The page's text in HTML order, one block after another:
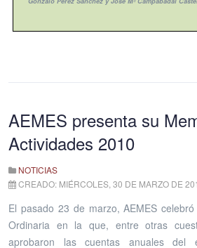
AEMES presenta su
Actividades 2010
NOTICIAS
CREADO: MIÉRCOLES, 30 DE MARZO DE
El pasado 23 de marzo, AEMES
Ordinaria en la que, entre otras
aprobaron las cuentas anuales del